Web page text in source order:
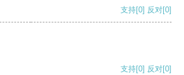
支持[0] 反对[0]
支持[0] 反对[0]